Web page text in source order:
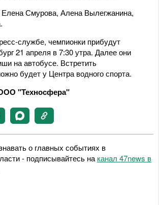
Смурова, Алена Вылегжанина,
службе, чемпионки прибудут
21 апреля в 7:30 утра. Далее они
на автобусе. Встретить
будет у Центра водного спорта.
"Техносфера"
о главных событиях в
- подписывайтесь на канал 47news в